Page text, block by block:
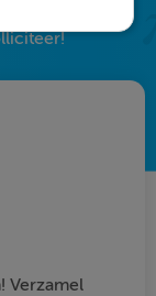
bent. Vind
Verzamel